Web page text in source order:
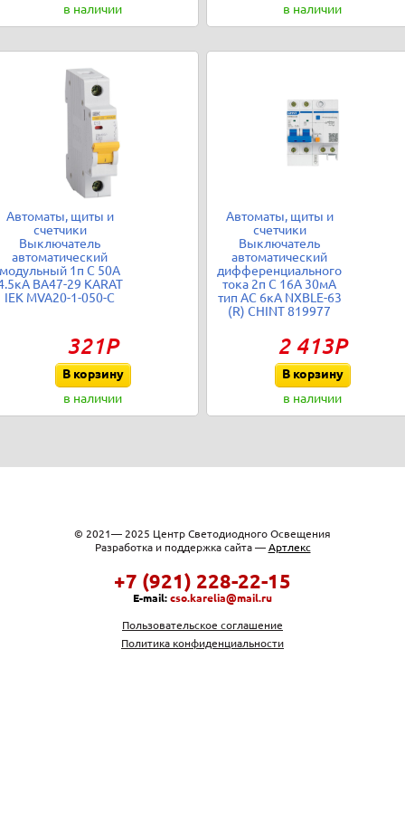
в наличии
в наличии
Автоматы, щиты и
счетчики
Выключатель
автоматический
модульный 1п C 50А
ВА47-29 KARAT
IEK MVA20-1-050-C
321Р
В корзину
в наличии
Автоматы, щиты и
счетчики
Выключатель
автоматический
дифференциального
тока 2п C 16А 30мА
тип AC 6кА NXBLE-63
(R) CHINT 819977
2 413Р
В корзину
в наличии
© 2021— 2025 Центр Светодиодного Освещения
Разработка и поддержка сайта — Артлекс
+7 (921) 228-22-15
E-mail: cso.karelia@mail.ru
Пользовательское соглашение
Политика конфиденциальности